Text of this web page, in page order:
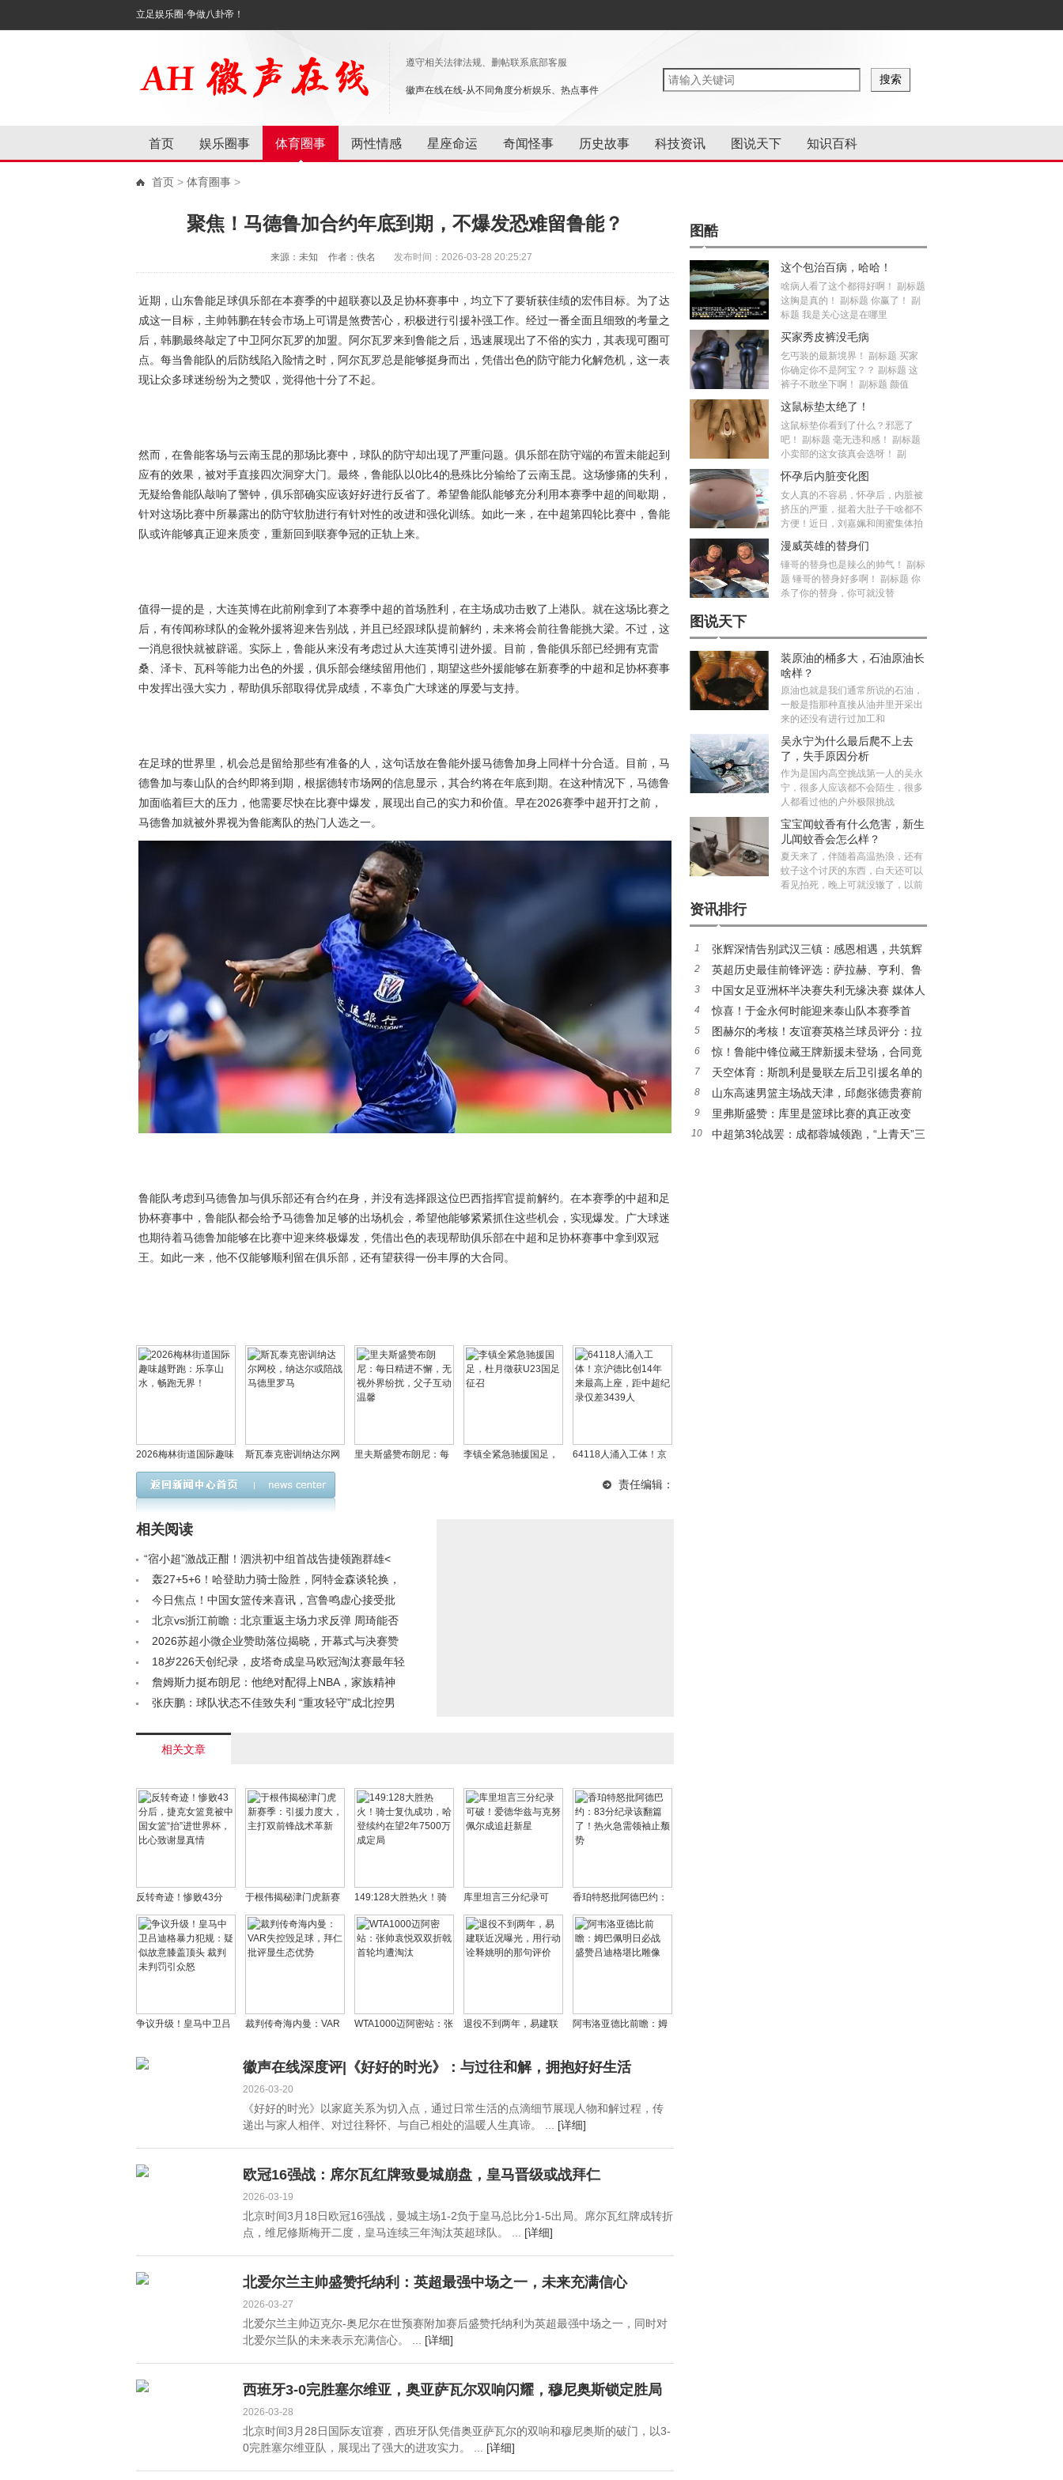
立足娱乐圈·争做八卦帝！
遵守相关法律法规、删帖联系底部客服
徽声在线在线-从不同角度分析娱乐、热点事件
首页 娱乐圈事 体育圈事 两性情感 星座命运 奇闻怪事 历史故事 科技资讯 图说天下 知识百科
首页 > 体育圈事 >
聚焦！马德鲁加合约年底到期，不爆发恐难留鲁能？
来源：未知 作者：佚名 发布时间：2026-03-28 20:25:27
近期，山东鲁能足球俱乐部在本赛季的中超联赛以及足协杯赛事中，均立下了要斩获佳绩的宏伟目标。为了达
成这一目标，主帅韩鹏在转会市场上可谓是煞费苦心，积极进行引援补强工作。经过一番全面且细致的考量之
后，韩鹏最终敲定了中卫阿尔瓦罗的加盟。阿尔瓦罗来到鲁能之后，迅速展现出了不俗的实力，其表现可圈可
点。每当鲁能队的后防线陷入险情之时，阿尔瓦罗总是能够挺身而出，凭借出色的防守能力化解危机，这一表
现让众多球迷纷纷为之赞叹，觉得他十分了不起。
然而，在鲁能客场与云南玉昆的那场比赛中，球队的防守却出现了严重问题。俱乐部在防守端的布置未能起到
应有的效果，被对手直接四次洞穿大门。最终，鲁能队以0比4的悬殊比分输给了云南玉昆。这场惨痛的失利，
无疑给鲁能队敲响了警钟，俱乐部确实应该好好进行反省了。希望鲁能队能够充分利用本赛季中超的间歇期，
针对这场比赛中所暴露出的防守软肋进行有针对性的改进和强化训练。如此一来，在中超第四轮比赛中，鲁能
队或许能够真正迎来质变，重新回到联赛争冠的正轨上来。
值得一提的是，大连英博在此前刚拿到了本赛季中超的首场胜利，在主场成功击败了上港队。就在这场比赛之
后，有传闻称球队的金靴外援将迎来告别战，并且已经跟球队提前解约，未来将会前往鲁能挑大梁。不过，这
一消息很快就被辟谣。实际上，鲁能从来没有考虑过从大连英博引进外援。目前，鲁能俱乐部已经拥有克雷
桑、泽卡、瓦科等能力出色的外援，俱乐部会继续留用他们，期望这些外援能够在新赛季的中超和足协杯赛事
中发挥出强大实力，帮助俱乐部取得优异成绩，不辜负广大球迷的厚爱与支持。
在足球的世界里，机会总是留给那些有准备的人，这句话放在鲁能外援马德鲁加身上同样十分合适。目前，马
德鲁加与泰山队的合约即将到期，根据德转市场网的信息显示，其合约将在年底到期。在这种情况下，马德鲁
加面临着巨大的压力，他需要尽快在比赛中爆发，展现出自己的实力和价值。早在2026赛季中超开打之前，
马德鲁加就被外界视为鲁能离队的热门人选之一。
鲁能队考虑到马德鲁加与俱乐部还有合约在身，并没有选择跟这位巴西指挥官提前解约。在本赛季的中超和足
协杯赛事中，鲁能队都会给予马德鲁加足够的出场机会，希望他能够紧紧抓住这些机会，实现爆发。广大球迷
也期待着马德鲁加能够在比赛中迎来终极爆发，凭借出色的表现帮助俱乐部在中超和足协杯赛事中拿到双冠
王。如此一来，他不仅能够顺利留在俱乐部，还有望获得一份丰厚的大合同。
2026梅林街道国际趣味
越野跑：乐享山水，畅
跑无界！
斯瓦泰克密训纳达尔网
校，纳达尔或陪战马德
里夫斯盛赞布朗尼：每
李镇全紧急驰援国足，
64118人涌入工体！京
座，距中超纪录仅差
责任编辑：
相关阅读
“宿小超”激战正酣！泗洪初中组首战告捷领跑群雄<
/a> 轰27+5+6！哈登助力骑士险胜，阿特金森谈轮换，
莫布里直指防守关键< /a>
今日焦点！中国女篮传来喜讯，宫鲁鸣虚心接受批
评，调整球员出场策略< /a>
北京vs浙江前瞻：北京重返主场力求反弹 周琦能否
突破罚球心魔成关键< /a>
2026苏超小微企业赞助落位揭晓，开幕式与决赛赞
助商花落这四家！< /a>
18岁226天创纪录，皮塔奇成皇马欧冠淘汰赛最年轻
两度首发球员< /a>
詹姆斯力挺布朗尼：他绝对配得上NBA，家族精神
铸就坚韧之路< /a>
张庆鹏：球队状态不佳致失利 “重攻轻守”成北控男
相关文章
反转奇迹！惨败43分
后，捷克女篮竟被中国
女篮“抬”进世界杯，比心
致谢显真情
于根伟揭秘津门虎新赛
季：引援力度大，主打
双前锋战术革新
149:128大胜热火！骑
士复仇成功，哈登续约
在望2年7500万成定局
库里坦言三分纪录可
破！爱德华兹与克努佩
尔成追赶新星
香珀特怒批阿德巴约：
83分纪录该翻篇了！热
火急需领袖止颓势
争议升级！皇马中卫吕
意膝盖顶头 裁判未判罚
裁判传奇海内曼：VAR
显生态优势
WTA1000迈阿密站：张
遭淘汰
退役不到两年，易建联
姚明的那句评价
阿韦洛亚德比前瞻：姆
格堪比雕像
徽声在线深度评|《好好的时光》：与过往和解，拥抱好好生活
2026-03-20
《好好的时光》以家庭关系为切入点，通过日常生活的点滴细节展现人物和解过程，传
递出与家人相伴、对过往释怀、与自己相处的温暖人生真谛。 ... [详细]
欧冠16强战：席尔瓦红牌致曼城崩盘，皇马晋级或战拜仁
2026-03-19
北京时间3月18日欧冠16强战，曼城主场1-2负于皇马总比分1-5出局。席尔瓦红牌成转折
点，维尼修斯梅开二度，皇马连续三年淘汰英超球队。 ... [详细]
北爱尔兰主帅盛赞托纳利：英超最强中场之一，未来充满信心
2026-03-27
北爱尔兰主帅迈克尔-奥尼尔在世预赛附加赛后盛赞托纳利为英超最强中场之一，同时对
北爱尔兰队的未来表示充满信心。 ... [详细]
西班牙3-0完胜塞尔维亚，奥亚萨瓦尔双响闪耀，穆尼奥斯锁定胜局
2026-03-28
北京时间3月28日国际友谊赛，西班牙队凭借奥亚萨瓦尔的双响和穆尼奥斯的破门，以3-
0完胜塞尔维亚队，展现出了强大的进攻实力。 ... [详细]
图酷
这个包治百病，哈哈！
啥病人看了这个都得好啊！ 副标题
这胸是真的！ 副标题 你赢了！ 副
标题 我是关心这是在哪里
买家秀皮裤没毛病
乞丐装的最新境界！ 副标题 买家
你确定你不是阿宝？？ 副标题 这
裤子不敢坐下啊！ 副标题 颜值
这鼠标垫太绝了！
这鼠标垫你看到了什么？邪恶了
吧！ 副标题 毫无违和感！ 副标题
小卖部的这女孩真会选呀！ 副
怀孕后内脏变化图
女人真的不容易，怀孕后，内脏被
挤压的严重，挺着大肚子干啥都不
方便！近日，刘嘉姵和闺蜜集体拍
漫威英雄的替身们
锤哥的替身也是辣么的帅气！ 副标
题 锤哥的替身好多啊！ 副标题 你
杀了你的替身，你可就没替
图说天下
装原油的桶多大，石油原油长
啥样？
原油也就是我们通常所说的石油，
一般是指那种直接从油井里开采出
来的还没有进行过加工和
吴永宁为什么最后爬不上去
了，失手原因分析
作为是国内高空挑战第一人的吴永
宁，很多人应该都不会陌生，很多
人都看过他的户外极限挑战
宝宝闻蚊香有什么危害，新生
儿闻蚊香会怎么样？
夏天来了，伴随着高温热浪，还有
蚊子这个讨厌的东西，白天还可以
看见拍死，晚上可就没辙了，以前
资讯排行
1
张辉深情告别武汉三镇：感恩相遇，共筑辉
煌旅程
2
英超历史最佳前锋评选：萨拉赫、亨利、鲁
尼、C罗等巨星入围
3
中国女足亚洲杯半决赛失利无缘决赛 媒体人
热议米利西奇去留
4
惊喜！于金永何时能迎来泰山队本赛季首
秀？或成王大雷理想接班人
5
图赫尔的考核！友谊赛英格兰球员评分：拉
师傅独秀 本怀特回归抢戏
6
惊！鲁能中锋位藏王牌新援未登场，合同竟
签至2026年底
7
天空体育：斯凯利是曼联左后卫引援名单的
一员；罗马诺：曼联已多次派球探考察迪奥曼德
8
山东高速男篮主场战天津，邱彪张德贵赛前
友好互动引关注
9
里弗斯盛赞：库里是篮球比赛的真正改变
者，影响力超越KD与詹姆斯
10
中超第3轮战罢：成都蓉城领跑，“上青天”三